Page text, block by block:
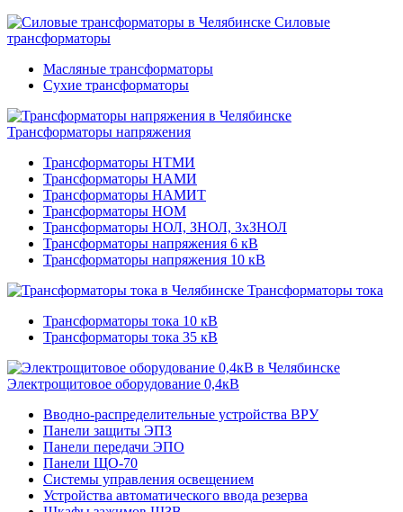
Силовые
трансформаторы
Масляные трансформаторы
Сухие трансформаторы
Трансформаторы напряжения
Трансформаторы НТМИ
Трансформаторы НАМИ
Трансформаторы НАМИТ
Трансформаторы НОМ
Трансформаторы НОЛ, ЗНОЛ, 3хЗНОЛ
Трансформаторы напряжения 6 кВ
Трансформаторы напряжения 10 кВ
Трансформаторы тока
Трансформаторы тока 10 кВ
Трансформаторы тока 35 кВ
Электрощитовое оборудование 0,4кВ
Вводно-распределительные устройства ВРУ
Панели защиты ЭПЗ
Панели передачи ЭПО
Панели ЩО-70
Системы управления освещением
Устройства автоматического ввода резерва